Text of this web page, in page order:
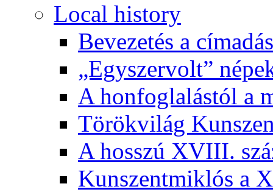
Local history
Bevezetés a
„Egyszervolt”
A honfoglalástól a
Törökvilág
A hosszú XVIII.
Kunszentmiklós a